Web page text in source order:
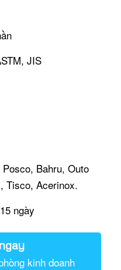
JIS
Bahru, Outo
Tisco, Acerinox.
ngày
kinh doanh